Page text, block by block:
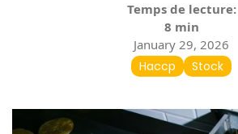
Temps de lecture:
8 min
January 29, 2026
Haccp
Stock